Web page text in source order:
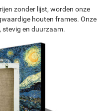
zonder lijst, worden onze
houten frames. Onze
stevig en duurzaam.